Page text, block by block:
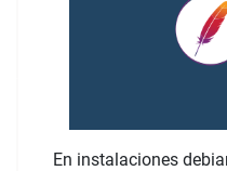
En instalaciones